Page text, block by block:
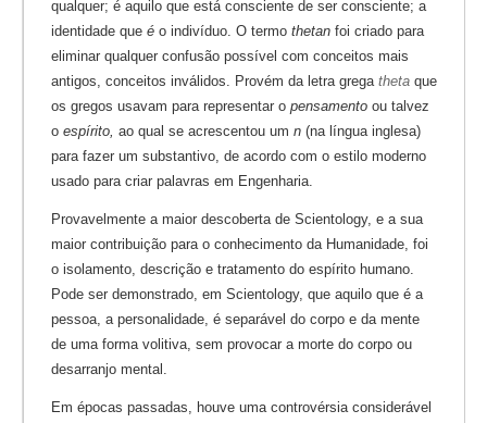
qualquer; é aquilo que está consciente de ser consciente; a
identidade que é o indivíduo. O termo thetan foi criado para
eliminar qualquer confusão possível com conceitos mais
antigos, conceitos inválidos. Provém da letra grega theta que
os gregos usavam para representar o pensamento ou talvez
o espírito, ao qual se acrescentou um n (na língua inglesa)
para fazer um substantivo, de acordo com o estilo moderno
usado para criar palavras em Engenharia.
Provavelmente a maior descoberta de Scientology, e a sua
maior contribuição para o conhecimento da Humanidade, foi
o isolamento, descrição e tratamento do espírito humano.
Pode ser demonstrado, em Scientology, que aquilo que é a
pessoa, a personalidade, é separável do corpo e da mente
de uma forma volitiva, sem provocar a morte do corpo ou
desarranjo mental.
Em épocas passadas, houve uma controvérsia considerável